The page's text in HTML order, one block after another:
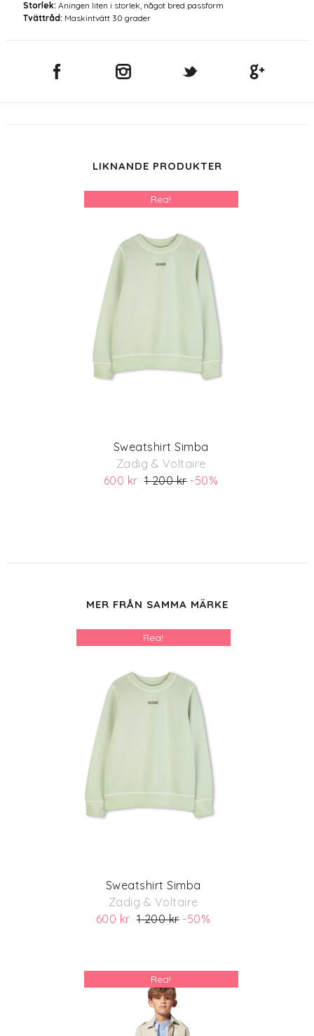
Storlek: Aningen liten i storlek, något bred passform
Tvättråd: Maskintvätt 30 grader
LIKNANDE PRODUKTER
Rea!
Sweatshirt Simba
Zadig & Voltaire
600 kr1 200 kr-50%
MER FRÅN SAMMA MÄRKE
Rea!
Sweatshirt Simba
Zadig & Voltaire
600 kr1 200 kr-50%
Rea!